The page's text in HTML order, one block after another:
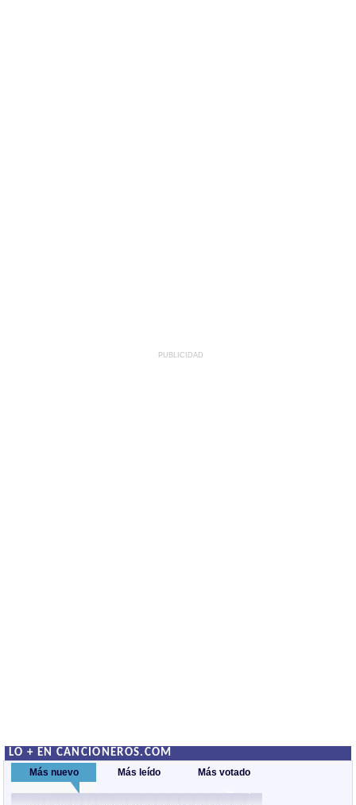
PUBLICIDAD
LO + EN CANCIONEROS.COM
Más nuevo Más leído Más votado